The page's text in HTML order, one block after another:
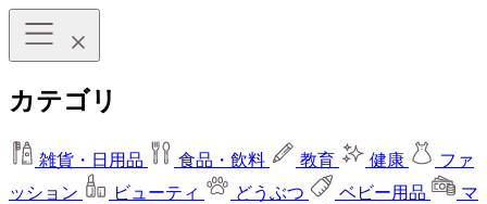
カテゴリ
雑貨・日用品 食品・飲料 教育 健康
ファ
ッション
ビューティ どうぶつ ベビー用品
マ